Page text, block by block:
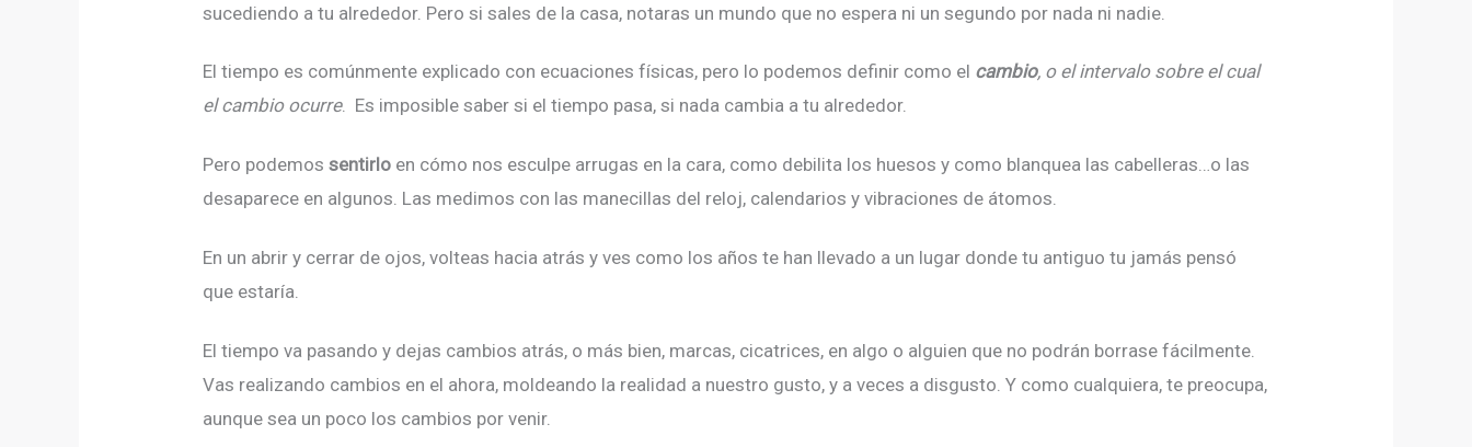
sucediendo a tu alrededor. Pero si sales de la casa, notaras un mundo que no espera ni un segundo por nada ni nadie.
El tiempo es comúnmente explicado con ecuaciones físicas, pero lo podemos definir como el cambio, o el intervalo sobre el cual
el cambio ocurre. Es imposible saber si el tiempo pasa, si nada cambia a tu alrededor.
Pero podemossentirlo en cómo nos esculpe arrugas en la cara, como debilita los huesos y como blanquea las cabelleras…o las
desaparece en algunos. Las medimos con las manecillas del reloj, calendarios y vibraciones de átomos.
En un abrir y cerrar de ojos, volteas hacia atrás y ves como los años te han llevado a un lugar donde tu antiguo tu jamás pensó
que estaría.
El tiempo va pasando y dejas cambios atrás, o más bien, marcas, cicatrices, en algo o alguien que no podrán borrase fácilmente.
Vas realizando cambios en el ahora, moldeando la realidad a nuestro gusto, y a veces a disgusto. Y como cualquiera, te preocupa,
aunque sea un poco los cambios por venir.